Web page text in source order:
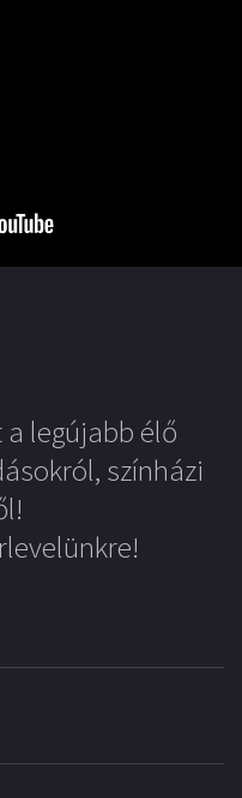
legújabb élő
színházi